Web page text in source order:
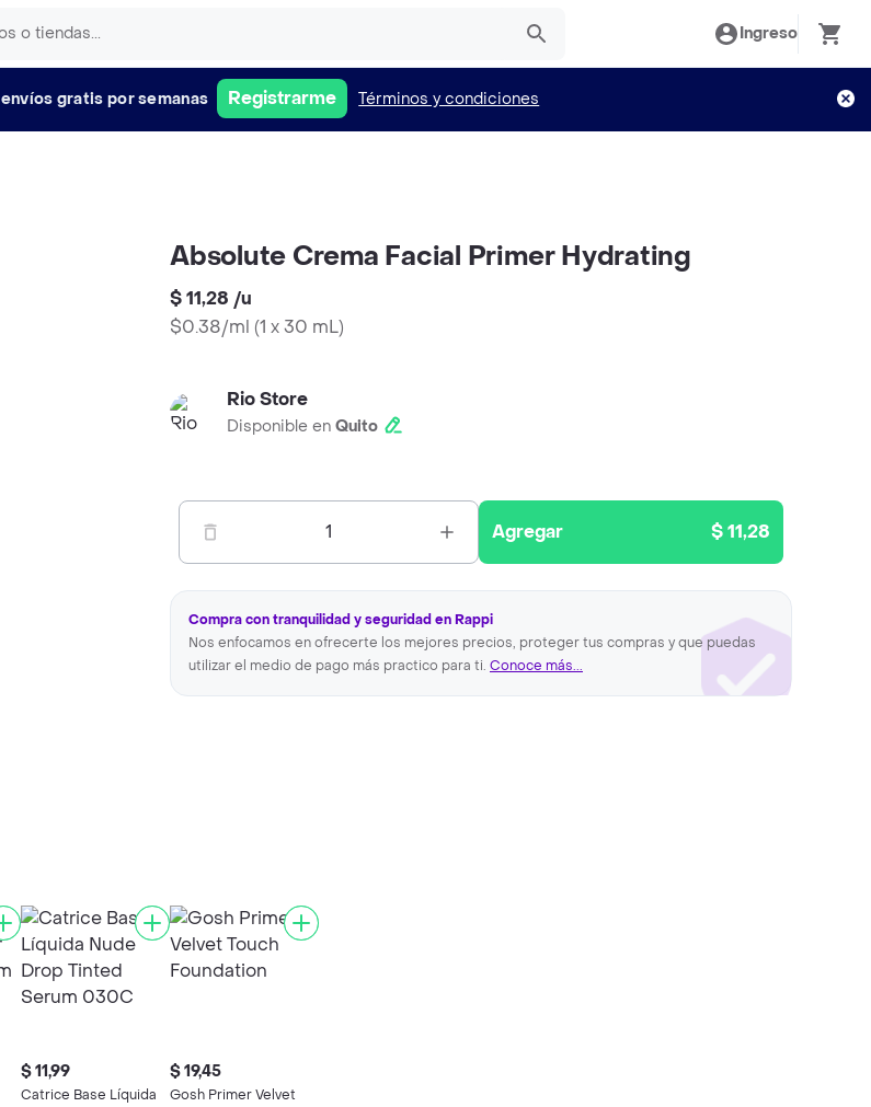
Ingreso
envíos gratis por semanas Registrarme Términos y condiciones
Absolute Crema Facial Primer Hydrating
$ 11,28 /u
$0.38/ml (1 x 30 mL)
Rio Store
Disponible en Quito
1 Agregar $ 11,28
Compra con tranquilidad y seguridad en Rappi
Nos enfocamos en ofrecerte los mejores precios, proteger tus compras y que puedas
utilizar el medio de pago más practico para ti. Conoce más...
$ 11,99
Catrice Base Líquida
$ 19,45
Gosh Primer Velvet